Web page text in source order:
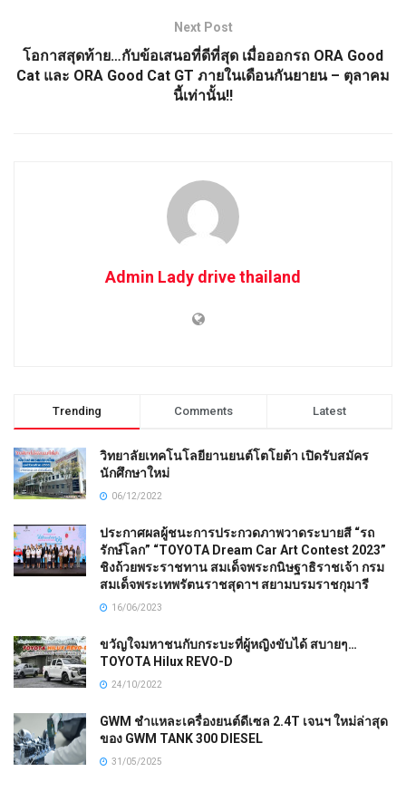
Next Post
โอกาสสุดท้าย…กับข้อเสนอที่ดีที่สุด เมื่อออกรถ ORA Good
Cat และ ORA Good Cat GT ภายในเดือนกันยายน – ตุลาคม
นี้เท่านั้น!!
Admin Lady drive thailand
Trending Comments Latest
วิทยาลัยเทคโนโลยียานยนต์โตโยต้า เปิดรับสมัคร
นักศึกษาใหม่
06/12/2022
ประกาศผลผู้ชนะการประกวดภาพวาดระบายสี “รถ
รักษ์โลก” “TOYOTA Dream Car Art Contest 2023”
ชิงถ้วยพระราชทาน สมเด็จพระกนิษฐาธิราชเจ้า กรม
สมเด็จพระเทพรัตนราชสุดาฯ สยามบรมราชกุมารี
16/06/2023
ขวัญใจมหาชนกับกระบะที่ผู้หญิงขับได้ สบายๆ…
TOYOTA Hilux REVO-D
24/10/2022
GWM ชำแหละเครื่องยนต์ดีเซล 2.4T เจนฯ ใหม่ล่าสุด
ของ GWM TANK 300 DIESEL
31/05/2025